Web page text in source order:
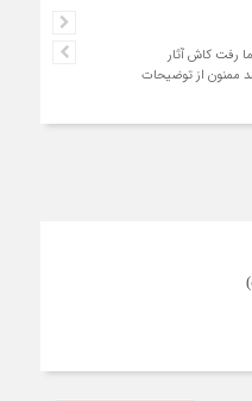
رفت کاش آثار
ممنون از توضیحات